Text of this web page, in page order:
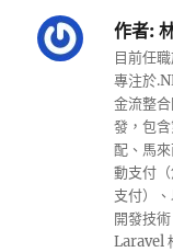
作者:
目前任
專注於
金流整
發，包
配、馬
動支付
支付）
開發技
Laravel